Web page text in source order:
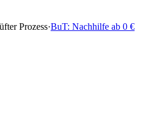
Prozess·BuT: Nachhilfe ab 0 €